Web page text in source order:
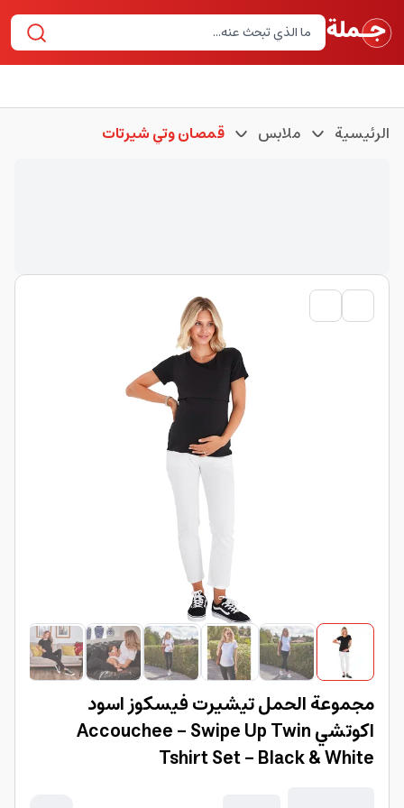
الرئيسية ملابس قمصان وتي شيرتات
مجموعة الحمل تيشيرت فيسكوز اسود
اكوتشي Accouchee - Swipe Up Twin
Tshirt Set - Black & White